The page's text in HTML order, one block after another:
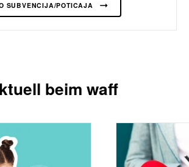
SUBVENCIJA/POTICAJA
beim waff